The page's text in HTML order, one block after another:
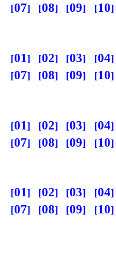
07
08 09 10
01 02 03 04
07
08 09 10
01 02 03 04
07
08 09 10
01 02 03 04
07
08 09 10